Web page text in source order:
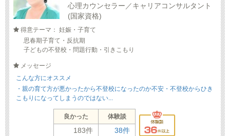
心理カウンセラー／キャリアコンサルタント
(国家資格)
得意テーマ： 妊娠・子育て
思春期子育て・反抗期
子どもの不登校・問題行動・引きこもり
メッセージ
こんな方にオススメ
・親の育て方が悪かったから不登校になったのか不安・不登校からひき
こもりになってしまうのではない...
良かった 体験談
183件 38件